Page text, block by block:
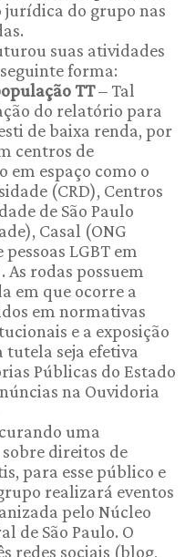
jurídica do grupo nas
suas atividades
forma:
TT– Tal
do relatório para
de baixa renda, por
centros de
espaço como o
(CRD), Centros
de São Paulo
Casal (ONG
LGBT em
rodas possuem
em que ocorre a
em normativas
e a exposição
tutela seja efetiva
Públicas do Estado
na Ouvidoria
uma
direitos de
para esse público e
realizará eventos
pelo Núcleo
de São Paulo. O
redes sociais (blog,